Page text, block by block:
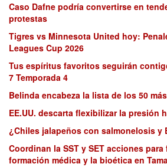
Caso Dafne podría convertirse en
protestas
Tigres vs Minnesota United hoy:
Leagues Cup 2026
Tus espíritus favoritos seguirán
7 Temporada 4
Belinda encabeza la lista de los 50
EE.UU. descarta flexibilizar la presión
¿Chiles jalapeños con salmonelosis y
Coordinan la SST y SET acciones
formación médica y la bioética en